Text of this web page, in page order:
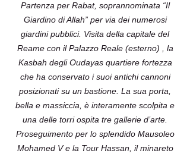
Partenza per Rabat, soprannominata “Il
Giardino di Allah” per via dei numerosi
giardini pubblici. Visita della capitale del
Reame con il Palazzo Reale (esterno) , la
Kasbah degli Oudayas quartiere fortezza
che ha conservato i suoi antichi cannoni
posizionati su un bastione. La sua porta,
bella e massiccia, è interamente scolpita e
una delle torri ospita tre gallerie d’arte.
Proseguimento per lo splendido Mausoleo
Mohamed V e la Tour Hassan, il minareto